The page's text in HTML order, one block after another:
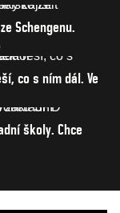
Schengenu.
co s ním dál. Ve
školy. Chce